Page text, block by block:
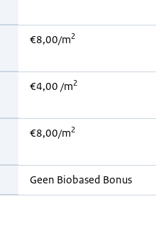
€8,00/m2
€4,00 /m2
€8,00/m2
Geen Biobased Bonus